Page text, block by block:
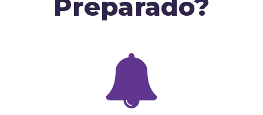
Preparado?